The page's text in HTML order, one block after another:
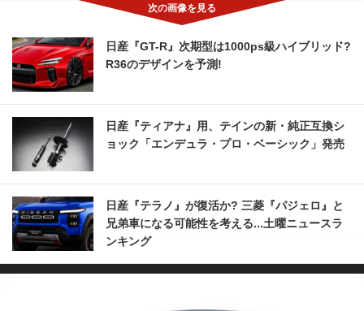
日産『GT-R』次期型は1000ps級ハイブリッド?
R36のデザインを予測!
日産『ティアナ』用、テインの新・純正互換シ
ョック「エンデュラ・プロ・ベーシック」発売
日産『テラノ』が復活か? 三菱『パジェロ』と
兄弟車になる可能性を考える...土曜ニュースラ
ンキング